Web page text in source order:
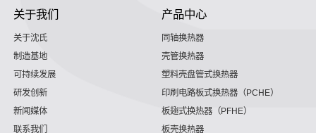
关于我们
关于沈氏
制造基地
可持续发展
研发创新
新闻媒体
联系我们
产品中心
同轴换热器
壳管换热器
塑料壳盘管式换热器
印刷电路板式换热器（PCHE）
板翅式换热器（PFHE）
板壳换热器